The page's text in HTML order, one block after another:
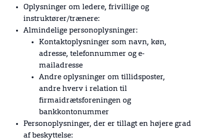
Oplysninger om ledere, frivillige og
instruktører/trænere:
Almindelige personoplysninger:
Kontaktoplysninger som navn, køn,
adresse, telefonnummer og e-
mailadresse
Andre oplysninger om tillidsposter,
andre hverv i relation til
firmaidrætsforeningen og
bankkontonummer
Personoplysninger, der er tillagt en højere grad
af beskyttelse: